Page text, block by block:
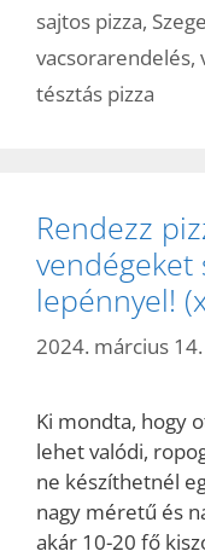
sajtos pizza,
vacsorarendelés,
tésztás pizza
Rendezz
vendégeket
lepénnyel!
2024. március
Ki mondta, hogy
lehet valódi,
ne készíthetnél
nagy méretű és
akár 10-20 fő